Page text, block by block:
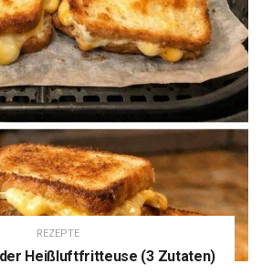
REZEPTE
Heißluftfritteuse (3 Zutaten)